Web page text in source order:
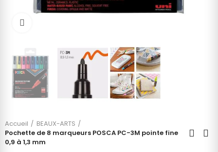
Accueil
BEAUX-ARTS
Pochette de 8 marqueurs POSCA PC-3M pointe fine
0,9 à 1,3 mm